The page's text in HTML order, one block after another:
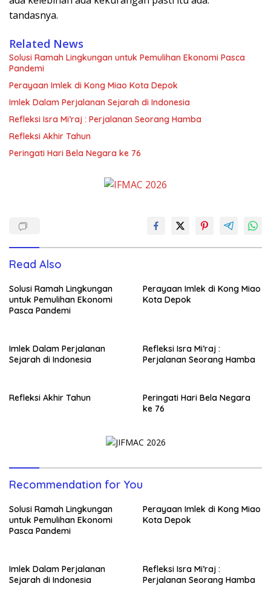
tandasnya.
Related News
Solusi Ramah Lingkungan untuk Pemulihan Ekonomi Pasca
Pandemi
Perayaan Imlek di Kong Miao Kota Depok
Imlek Dalam Perjalanan Sejarah di Indonesia
Refleksi Isra Mi’raj : Perjalanan Seorang Hamba
Refleksi Akhir Tahun
Peringati Hari Bela Negara ke 76
Read Also
Solusi Ramah Lingkungan
untuk Pemulihan Ekonomi
Pasca Pandemi
Perayaan Imlek di Kong Miao
Kota Depok
Imlek Dalam Perjalanan
Sejarah di Indonesia
Refleksi Isra Mi’raj :
Perjalanan Seorang Hamba
Refleksi Akhir Tahun
Peringati Hari Bela Negara
ke 76
Recommendation for You
Solusi Ramah Lingkungan
untuk Pemulihan Ekonomi
Pasca Pandemi
Perayaan Imlek di Kong Miao
Kota Depok
Imlek Dalam Perjalanan
Sejarah di Indonesia
Refleksi Isra Mi’raj :
Perjalanan Seorang Hamba